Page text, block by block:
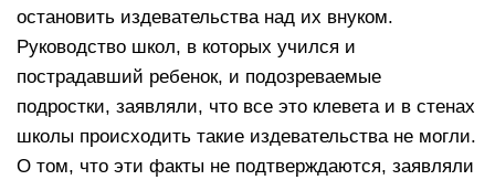
остановить издевательства над их внуком.
Руководство школ, в которых учился и
пострадавший ребенок, и подозреваемые
подростки, заявляли, что все это клевета и в стенах
школы происходить такие издевательства не могли.
О том, что эти факты не подтверждаются, заявляли